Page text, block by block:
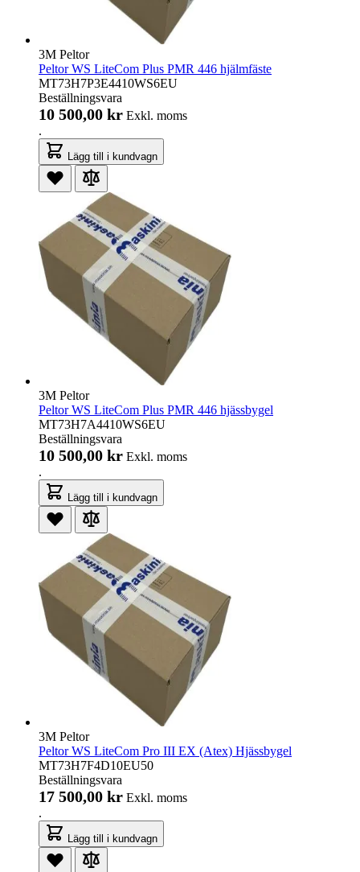
3M Peltor
Peltor WS LiteCom Plus PMR 446 hjälmfäste
MT73H7P3E4410WS6EU
Beställningsvara
10 500,00 kr Exkl. moms
.
Lägg till i kundvagn
3M Peltor
Peltor WS LiteCom Plus PMR 446 hjässbygel
MT73H7A4410WS6EU
Beställningsvara
10 500,00 kr Exkl. moms
.
Lägg till i kundvagn
3M Peltor
Peltor WS LiteCom Pro III EX (Atex) Hjässbygel
MT73H7F4D10EU50
Beställningsvara
17 500,00 kr Exkl. moms
.
Lägg till i kundvagn